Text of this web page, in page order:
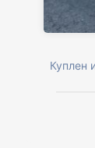
Куплен